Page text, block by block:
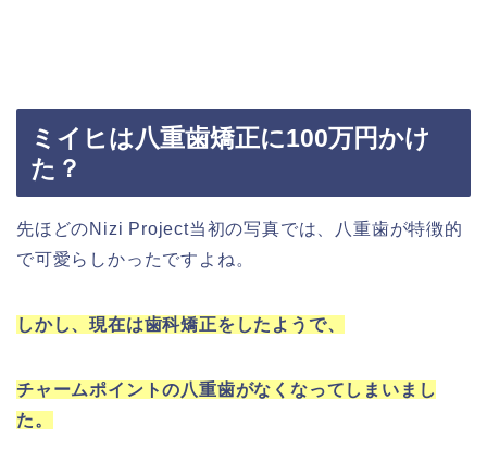
ミイヒは八重歯矯正に100万円かけ
た？
先ほどのNizi Project当初の写真では、八重歯が特徴的
で可愛らしかったですよね。
しかし、現在は歯科矯正をしたようで、
チャームポイントの八重歯がなくなってしまいまし
た。